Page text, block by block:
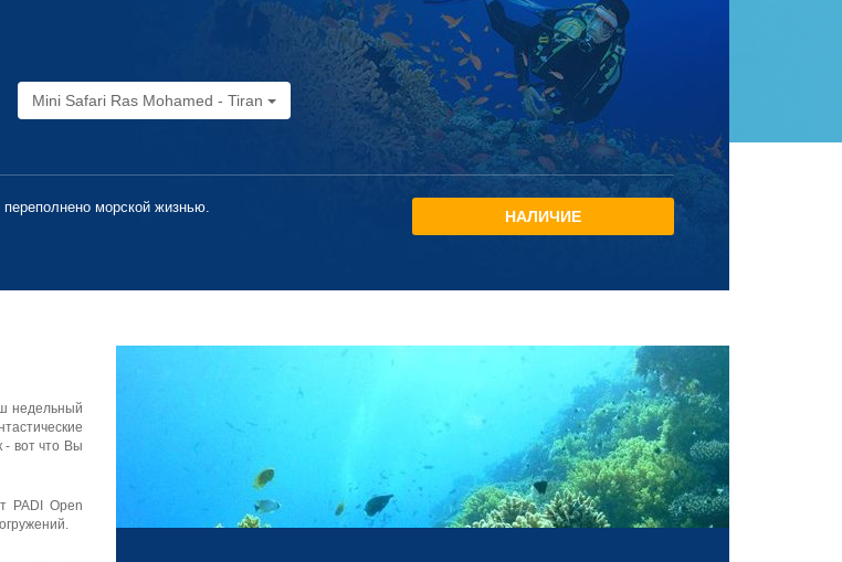
Mini Safari Ras Mohamed - Tiran
морской жизнью.
НАЛИЧИЕ
недельный
- вот что Вы
PADI Open